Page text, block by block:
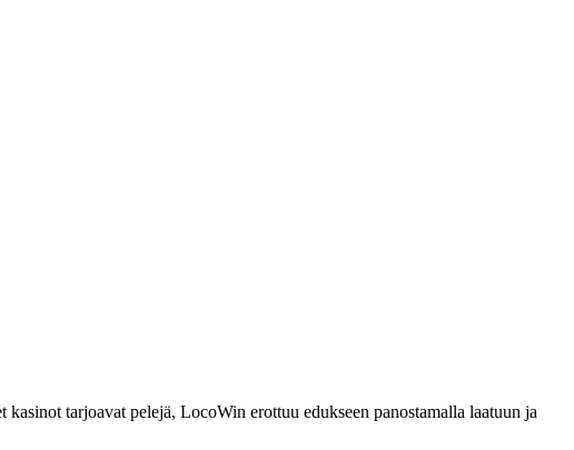
tarjoavat pelejä, LocoWin erottuu edukseen panostamalla laatuun ja